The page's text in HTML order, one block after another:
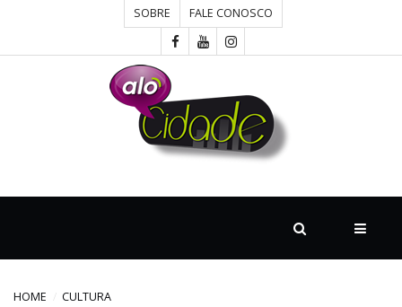
SOBRE FALE CONOSCO
DESTAQUE
HOME CULTURA